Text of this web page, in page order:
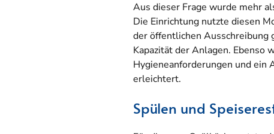
Aus dieser Frage wurde mehr
Die Einrichtung nutzte diesen
der öffentlichen Ausschreibung
Kapazität der Anlagen. Ebenso
Hygieneanforderungen und
erleichtert.
Spülen und